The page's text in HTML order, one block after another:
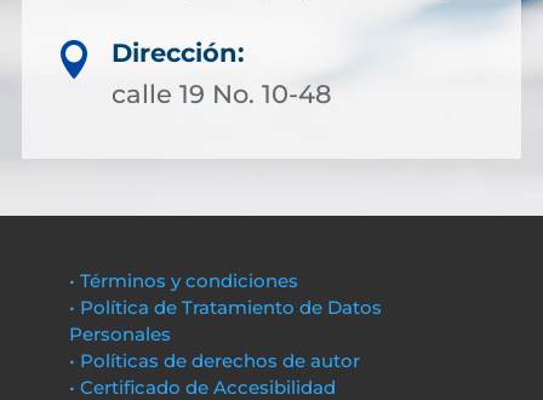

Dirección:
calle 19 No. 10-48
• Términos y condiciones
• Política de Tratamiento de Datos
Personales
• Políticas de derechos de autor
• Certificado de Accesibilidad